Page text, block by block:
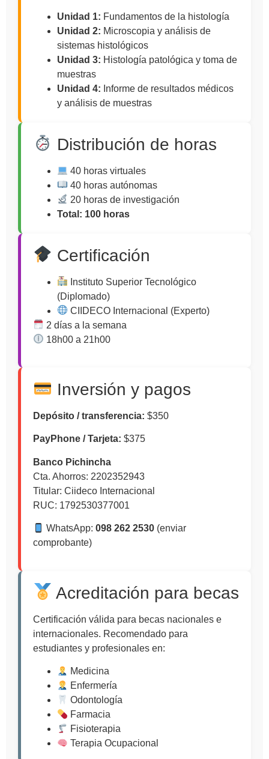
Unidad 1: Fundamentos de la histología
Unidad 2: Microscopia y análisis de
sistemas histológicos
Unidad 3: Histología patológica y toma de
muestras
Unidad 4: Informe de resultados médicos
y análisis de muestras
Distribución de horas
40 horas virtuales
40 horas autónomas
20 horas de investigación
Total: 100 horas
Certificación
Instituto Superior Tecnológico
(Diplomado)
CIIDECO Internacional (Experto)
2 días a la semana
18h00 a 21h00
Inversión y pagos
Depósito / transferencia: $350
PayPhone / Tarjeta: $375
Banco Pichincha
Cta. Ahorros: 2202352943
Titular: Ciideco Internacional
RUC: 1792530377001
WhatsApp:098 262 2530 (enviar
comprobante)
Acreditación para becas
Certificación válida para becas nacionales e
internacionales. Recomendado para
estudiantes y profesionales en:
Medicina
Enfermería
Odontología
Farmacia
Fisioterapia
Terapia Ocupacional